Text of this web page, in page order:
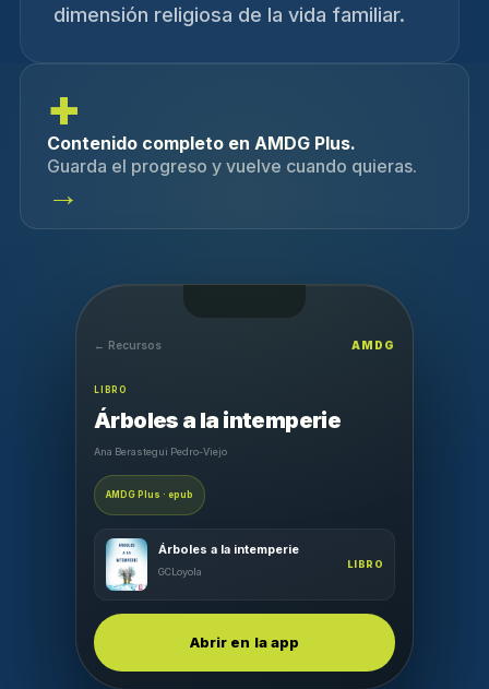
dimensión religiosa de la vida familiar.
+
Contenido completo en AMDG Plus.
Guarda el progreso y vuelve cuando quieras.
→
← Recursos AMDG
LIBRO
Árboles a la intemperie
Ana Berastegui Pedro-Viejo
AMDG Plus · epub
Árboles a la intemperie
GCLoyola
LIBRO
Abrir en la app